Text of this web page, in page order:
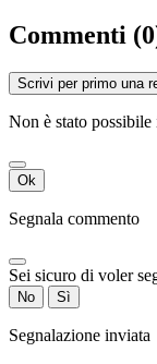
Commenti
Scrivi per primo una
Non è stato
Ok
Segnala commento
Sei sicuro di voler
No Sì
Segnalazione inviata